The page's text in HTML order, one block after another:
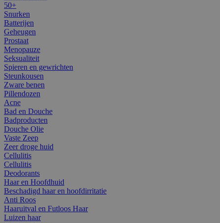
50+
Snurken
Batterijen
Geheugen
Prostaat
Menopauze
Seksualiteit
Spieren en gewrichten
Steunkousen
Zware benen
Pillendozen
Acne
Bad en Douche
Badproducten
Douche Olie
Vaste Zeep
Zeer droge huid
Cellulitis
Cellulitis
Deodorants
Haar en Hoofdhuid
Beschadigd haar en hoofdirritatie
Anti Roos
Haaruitval en Futloos Haar
Luizen haar